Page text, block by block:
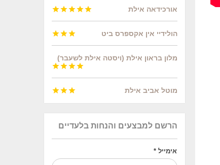
הרשם למבצעים והנחות בלעדיים
אימייל*
אורכידאה אילת 




הולידיי אין אקספרס ביט 


מלון בראון אילת (ויסטה אילת לשעבר)




מוטל אביב אילת 

